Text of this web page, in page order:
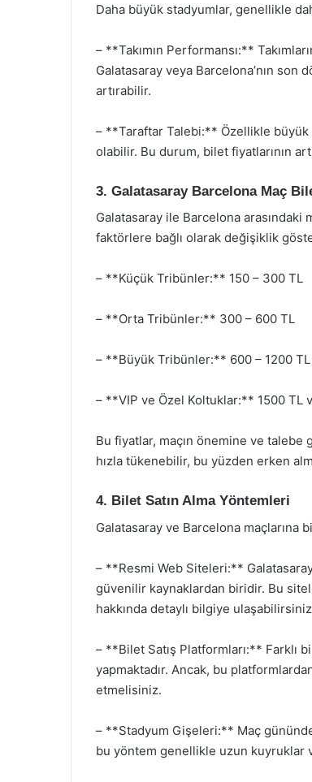
Daha büyük stadyumlar, genellikle
– **Takımın Performansı:**
Galatasaray veya Barcelona’nın
artırabilir.
– **Taraftar Talebi:** Özellikle büyük
olabilir. Bu durum, bilet fiyatlarının
3. Galatasaray Barcelona Maç
Galatasaray ile Barcelona arasındaki
faktörlere bağlı olarak değişiklik
– **Küçük Tribünler:** 150 – 300 TL
– **Orta Tribünler:** 300 – 600 TL
– **Büyük Tribünler:** 600 – 1200 TL
– **VIP ve Özel Koltuklar:** 1500 TL
Bu fiyatlar, maçın önemine ve
hızla tükenebilir, bu yüzden erken
4. Bilet Satın Alma Yöntemleri
Galatasaray ve Barcelona maçlarına
– **Resmi Web Siteleri:**
güvenilir kaynaklardan biridir. Bu
hakkında detaylı bilgiye
– **Bilet Satış Platformları:** Farklı
yapmaktadır. Ancak, bu
etmelisiniz.
– **Stadyum Gişeleri:** Maç
bu yöntem genellikle uzun kuyruklar